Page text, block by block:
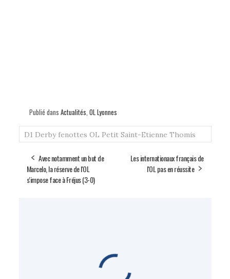
Publié dans Actualités OL Lyonnes
D1 Derby fenottes OL Petit Saint-Etienne Thomis
Avec notamment un but de
Marcelo, la réserve de l'OL
s'impose face à Fréjus (3-0)
Les internationaux français de
l'OL pas en réussite